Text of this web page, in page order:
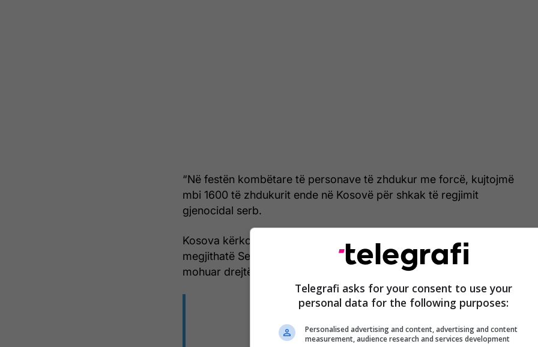
“Në festën kombëtare të personave të zhdukur me forcë, kujtojmë
mbi 1600 të zhdukurit ende në Kosovë për shkak të regjimit
gjenocidal serb.
Kosova kërkon në mënyrë aktive drejtësi për krimet e luftës,
megjithatë Serbia vazhdon të mbrojë ata që janë përgjegjës, duke
mohuar drejtësinë edhe sot e kësaj dite”, thuhet në postim në X.
Telegrafi asks for your consent to use your
personal data for the following purposes:
Personalised advertising and content, advertising and content
measurement, audience research and services development